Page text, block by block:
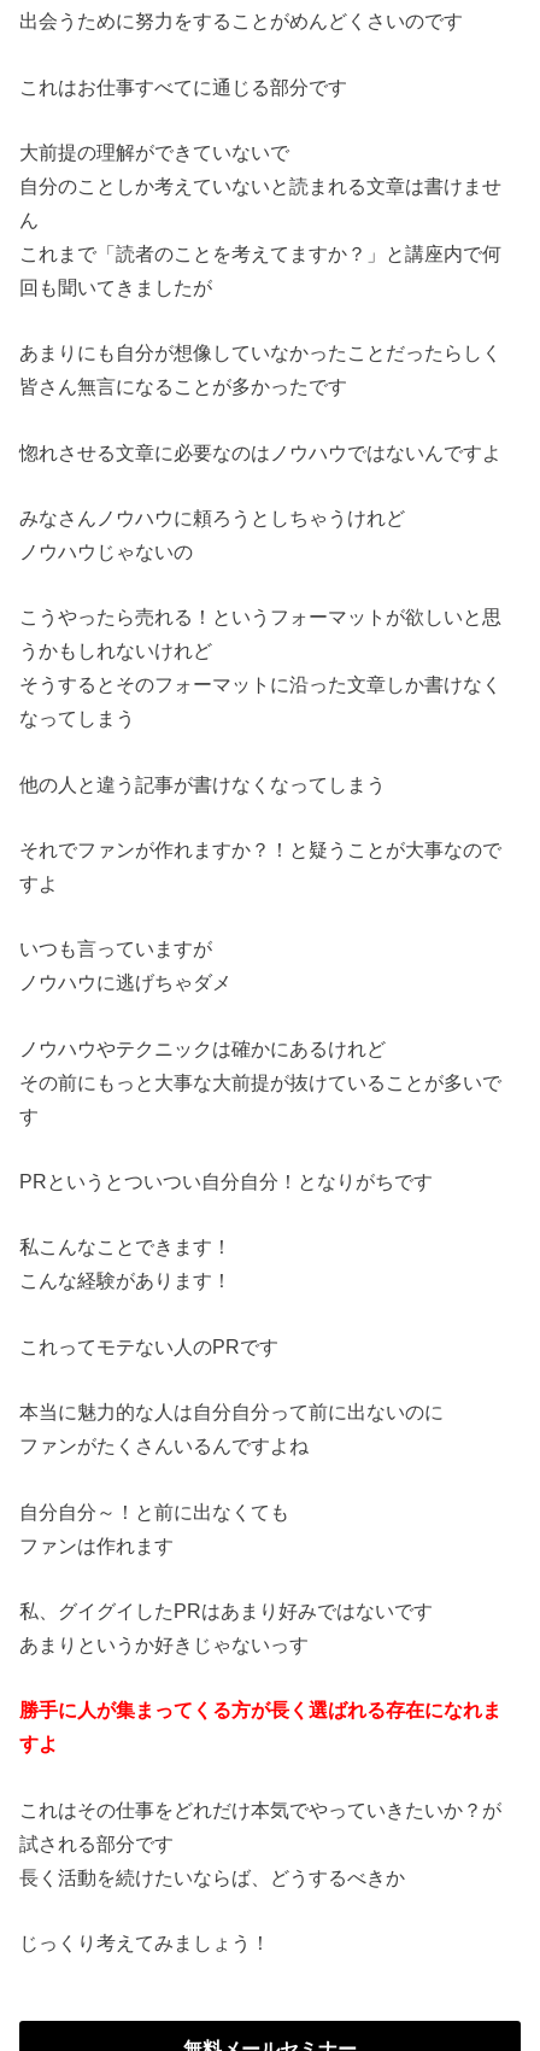
出会うために努力をすることがめんどくさいのです
これはお仕事すべてに通じる部分です
大前提の理解ができていないで
自分のことしか考えていないと読まれる文章は書けませ
ん
これまで「読者のことを考えてますか？」と講座内で何
回も聞いてきましたが
あまりにも自分が想像していなかったことだったらしく
皆さん無言になることが多かったです
惚れさせる文章に必要なのはノウハウではないんですよ
みなさんノウハウに頼ろうとしちゃうけれど
ノウハウじゃないの
こうやったら売れる！というフォーマットが欲しいと思
うかもしれないけれど
そうするとそのフォーマットに沿った文章しか書けなく
なってしまう
他の人と違う記事が書けなくなってしまう
それでファンが作れますか？！と疑うことが大事なので
すよ
いつも言っていますが
ノウハウに逃げちゃダメ
ノウハウやテクニックは確かにあるけれど
その前にもっと大事な大前提が抜けていることが多いで
す
PRというとついつい自分自分！となりがちです
私こんなことできます！
こんな経験があります！
これってモテない人のPRです
本当に魅力的な人は自分自分って前に出ないのに
ファンがたくさんいるんですよね
自分自分～！と前に出なくても
ファンは作れます
私、グイグイしたPRはあまり好みではないです
あまりというか好きじゃないっす
勝手に人が集まってくる方が長く選ばれる存在になれま
すよ
これはその仕事をどれだけ本気でやっていきたいか？が
試される部分です
長く活動を続けたいならば、どうするべきか
じっくり考えてみましょう！